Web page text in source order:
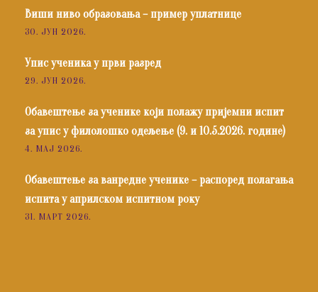
Виши ниво образовања – пример уплатнице
30. ЈУН 2026.
Упис ученика у први разред
29. ЈУН 2026.
Обавештење за ученике који полажу пријемни испит
за упис у филолошко одељење (9. и 10.5.2026. године)
4. МАЈ 2026.
Обавештење за ванредне ученике – распоред полагања
испита у априлском испитном року
31. МАРТ 2026.